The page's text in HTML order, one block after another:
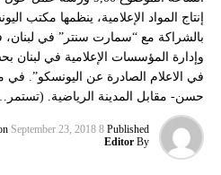
إنتاج المواد الإعلامية، ينظمها مكتب
بالشراكة مع “سمارت سنتر” في لبنان،
وإدارة المؤسسات الإعلامية في لبنان
في الاعلام الصادرة عن اليونسكو”.
حسن- مقابل المدينة الرياضية. (تستمر…
Published
8 years ago
September 23, 2018
By
Editor